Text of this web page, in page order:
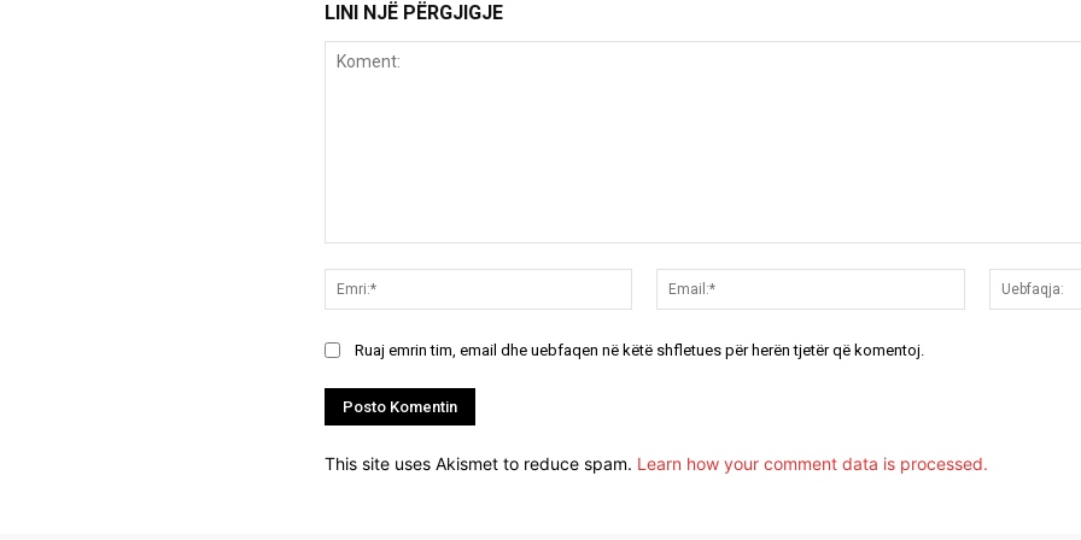
LINI NJË PËRGJIGJE
Emri:*
Email:*
Ruaj emrin tim, email dhe uebfaqen në këtë shfletues për herën tjetër që komentoj.
This site uses Akismet to reduce spam. Learn how your comment data is processed.